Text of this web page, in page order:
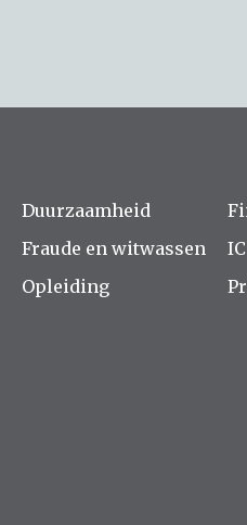
Duurzaamheid
Fraude en witwassen
Opleiding